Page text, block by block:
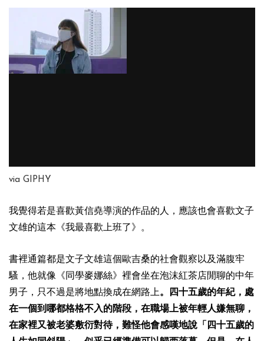
via GIPHY
我覺得若是喜歡黃信堯導演的作品的人，應該也會喜歡文子
文雄的這本《我最喜歡上班了》。
書裡通篇都是文子文雄這個歐吉桑的社會觀察以及滿腹牢
騷，他就像《同學麥娜絲》裡會坐在泡沫紅茶店閒聊的中年
男子，只不過是將地點換成在網路上。四十五歲的年紀，處
在一個到哪都格格不入的階段，在職場上被年輕人嫌無聊，
在家裡又被老婆敷衍對待，難怪他會感嘆地說「四十五歲的